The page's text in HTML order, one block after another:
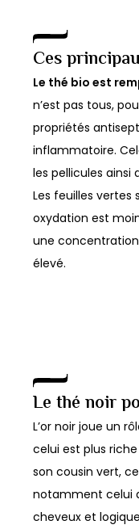
Ces
Le thé bio est
n’est pas tous,
propriétés
inflammatoire.
les pellicules ainsi
Les feuilles vertes
oxydation est
une concentration
élevé.
Le thé noir
L’or noir joue un
celui est plus
son cousin vert,
notamment celui
cheveux et